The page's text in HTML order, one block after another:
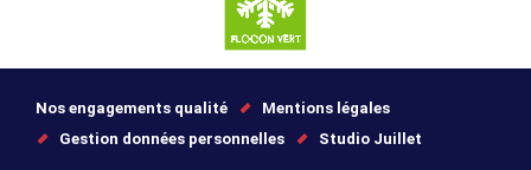
Nos engagements qualité
Mentions légales
Gestion données personnelles
Studio Juillet